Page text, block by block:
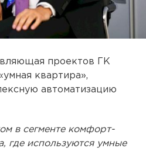
проектов ГК
квартира»,
автоматизацию
в сегменте комфорт-
где используются умные